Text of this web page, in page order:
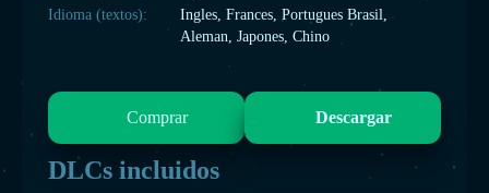
Idioma (textos):
Ingles, Frances, Portugues Brasil,
Aleman, Japones, Chino
Comprar Descargar
DLCs incluidos